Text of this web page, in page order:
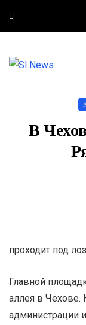
В
проходит под
Главной
аллея в Чехове.
администрации